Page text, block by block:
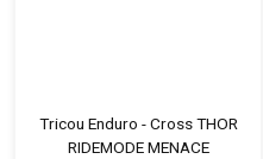
Tricou Enduro - Cross THOR
RIDEMODE MENACE